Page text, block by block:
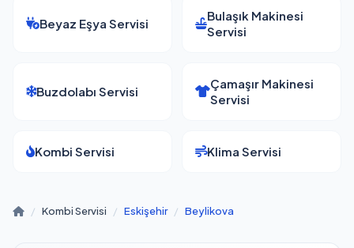
Beyaz Eşya Servisi
Bulaşık Makinesi
Servisi
Buzdolabı Servisi
Çamaşır Makinesi
Servisi
Kombi Servisi Klima Servisi
/ Kombi Servisi / Eskişehir / Beylikova